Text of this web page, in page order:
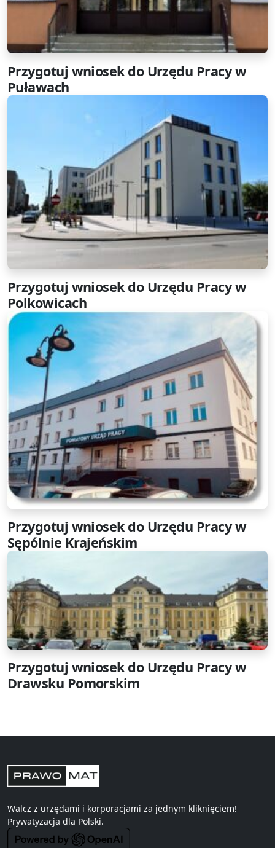
Przygotuj wniosek do Urzędu Pracy w
Puławach
Przygotuj wniosek do Urzędu Pracy w
Polkowicach
Przygotuj wniosek do Urzędu Pracy w
Sępólnie Krajeńskim
Przygotuj wniosek do Urzędu Pracy w
Drawsku Pomorskim
Walcz z urzędami i korporacjami za jednym kliknięciem!
Prywatyzacja dla Polski.